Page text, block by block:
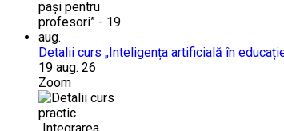
Detalii curs „Inteligența artificială în
19 aug. 26
Zoom